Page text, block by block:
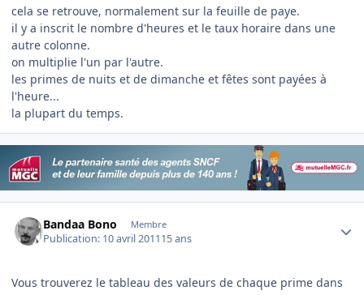
cela se retrouve, normalement sur la feuille de paye.
il y a inscrit le nombre d'heures et le taux horaire dans une
autre colonne.
on multiplie l'un par l'autre.
les primes de nuits et de dimanche et fêtes sont payées à
l'heure...
la plupart du temps.
Bandaa Bono Membre
Publication: 10 avril 201115 ans
Vous trouverez le tableau des valeurs de chaque prime dans